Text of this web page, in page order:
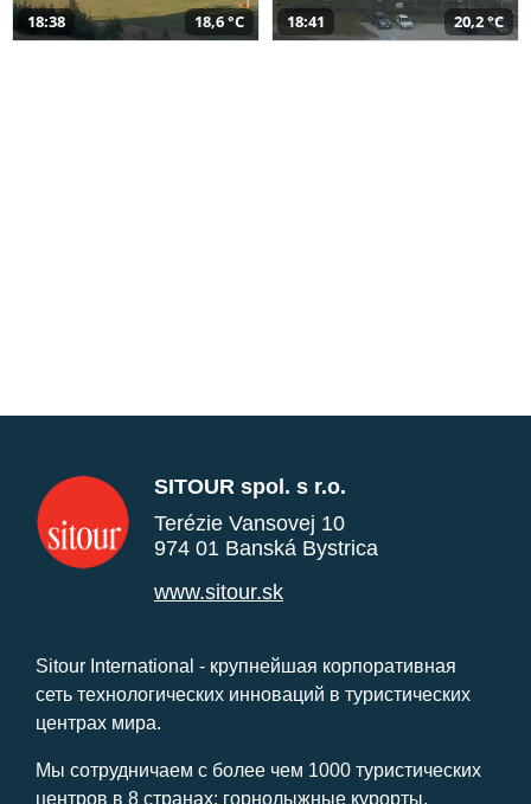
18:38 18,6 °C 18:41 20,2 °C
SITOUR spol. s r.o.
Terézie Vansovej 10
974 01 Banská Bystrica
www.sitour.sk
Sitour International - крупнейшая корпоративная
сеть технологических инноваций в туристических
центрах мира.
Мы сотрудничаем с более чем 1000 туристических
центров в 8 странах: горнолыжные курорты,